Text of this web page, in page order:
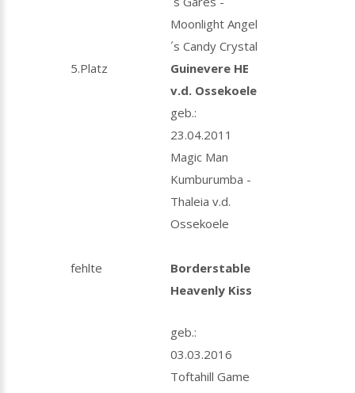
Moonlight Angel
´s Candy Crystal
5.Platz
Guinevere HE
v.d. Ossekoele
geb.:
23.04.2011
Magic Man
Kumburumba -
Thaleia v.d.
Ossekoele
fehlte
Borderstable
Heavenly Kiss
geb.:
03.03.2016
Toftahill Game